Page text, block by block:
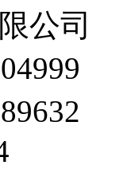
公司